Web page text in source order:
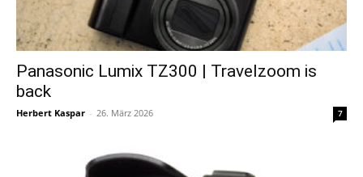
Panasonic Lumix TZ300 | Travelzoom is
back
Herbert Kaspar - 26. März 2026 7